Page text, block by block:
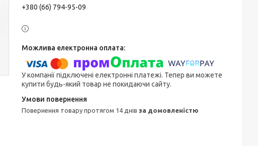
+380 (66) 794-95-09
У компанії підключені електронні платежі. Тепер ви можете
купити будь-який товар не покидаючи сайту.
повернення товару протягом 14 днів за домовленістю